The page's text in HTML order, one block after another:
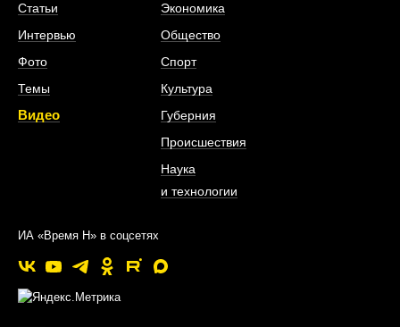
Статьи
Интервью
Фото
Темы
Видео
Экономика
Общество
Спорт
Культура
Губерния
Происшествия
Наука
и технологии
ИА «Время Н» в соцсетях